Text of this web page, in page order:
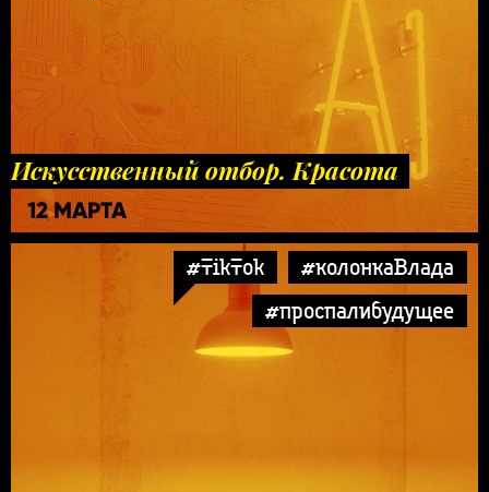
Искусственный отбор. Красота
12 МАРТА
#TikTok
#колонкаВлада
#проспалибудущее